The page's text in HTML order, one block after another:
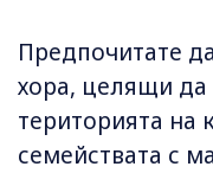
Предпочитате
хора, целящи да
територията на
семействата с